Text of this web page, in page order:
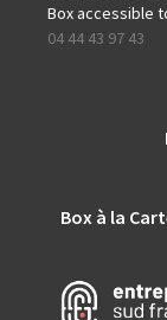
Box accessible
04 44 43 97 43
Box à la